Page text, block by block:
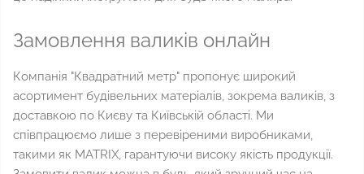
Замовлення валиків онлайн
Компанія "Квадратний метр" пропонує широкий
асортимент будівельних матеріалів, зокрема валиків, з
доставкою по Києву та Київській області. Ми
співпрацюємо лише з перевіреними виробниками,
такими як MATRIX, гарантуючи високу якість продукції.